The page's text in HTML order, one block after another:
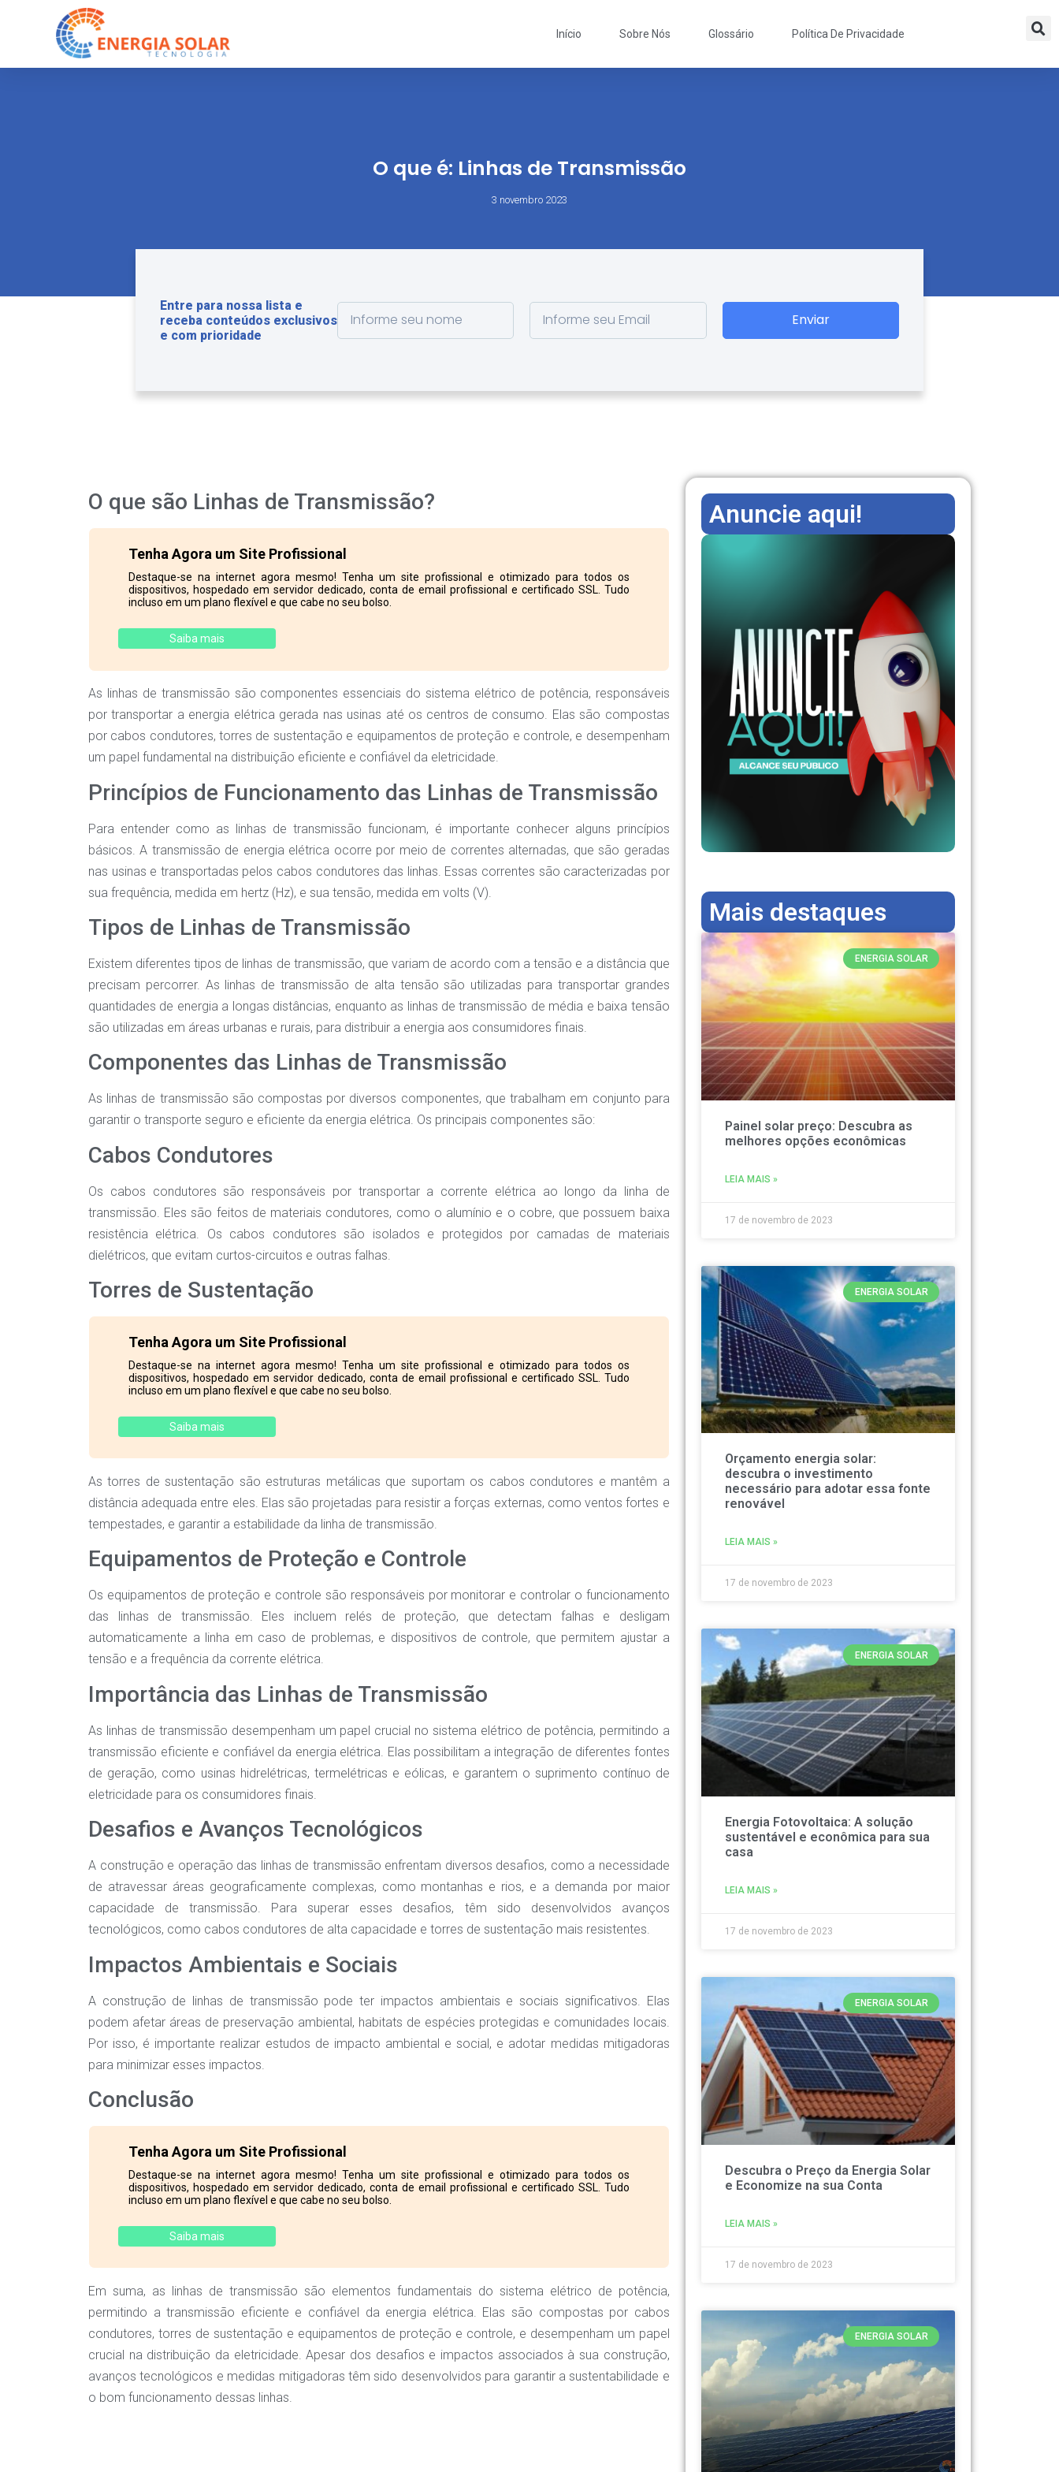
Início Sobre Nós Glossário Política De Privacidade
O que é: Linhas de Transmissão
3 novembro 2023
Enviar
Entre para nossa lista e
receba conteúdos exclusivos
e com prioridade
O que são Linhas de Transmissão?
Tenha Agora um Site Profissional
Destaque-se na internet agora mesmo! Tenha um site profissional e otimizado para todos os
dispositivos, hospedado em servidor dedicado, conta de email profissional e certificado SSL. Tudo
incluso em um plano flexível e que cabe no seu bolso.
Saiba mais
As linhas de transmissão são componentes essenciais do sistema elétrico de potência, responsáveis
por transportar a energia elétrica gerada nas usinas até os centros de consumo. Elas são compostas
por cabos condutores, torres de sustentação e equipamentos de proteção e controle, e desempenham
um papel fundamental na distribuição eficiente e confiável da eletricidade.
Princípios de Funcionamento das Linhas de Transmissão
Para entender como as linhas de transmissão funcionam, é importante conhecer alguns princípios
básicos. A transmissão de energia elétrica ocorre por meio de correntes alternadas, que são geradas
nas usinas e transportadas pelos cabos condutores das linhas. Essas correntes são caracterizadas por
sua frequência, medida em hertz (Hz), e sua tensão, medida em volts (V).
Tipos de Linhas de Transmissão
Existem diferentes tipos de linhas de transmissão, que variam de acordo com a tensão e a distância que
precisam percorrer. As linhas de transmissão de alta tensão são utilizadas para transportar grandes
quantidades de energia a longas distâncias, enquanto as linhas de transmissão de média e baixa tensão
são utilizadas em áreas urbanas e rurais, para distribuir a energia aos consumidores finais.
Componentes das Linhas de Transmissão
As linhas de transmissão são compostas por diversos componentes, que trabalham em conjunto para
garantir o transporte seguro e eficiente da energia elétrica. Os principais componentes são:
Cabos Condutores
Os cabos condutores são responsáveis por transportar a corrente elétrica ao longo da linha de
transmissão. Eles são feitos de materiais condutores, como o alumínio e o cobre, que possuem baixa
resistência elétrica. Os cabos condutores são isolados e protegidos por camadas de materiais
dielétricos, que evitam curtos-circuitos e outras falhas.
Torres de Sustentação
Tenha Agora um Site Profissional
Destaque-se na internet agora mesmo! Tenha um site profissional e otimizado para todos os
dispositivos, hospedado em servidor dedicado, conta de email profissional e certificado SSL. Tudo
incluso em um plano flexível e que cabe no seu bolso.
Saiba mais
As torres de sustentação são estruturas metálicas que suportam os cabos condutores e mantêm a
distância adequada entre eles. Elas são projetadas para resistir a forças externas, como ventos fortes e
tempestades, e garantir a estabilidade da linha de transmissão.
Equipamentos de Proteção e Controle
Os equipamentos de proteção e controle são responsáveis por monitorar e controlar o funcionamento
das linhas de transmissão. Eles incluem relés de proteção, que detectam falhas e desligam
automaticamente a linha em caso de problemas, e dispositivos de controle, que permitem ajustar a
tensão e a frequência da corrente elétrica.
Importância das Linhas de Transmissão
As linhas de transmissão desempenham um papel crucial no sistema elétrico de potência, permitindo a
transmissão eficiente e confiável da energia elétrica. Elas possibilitam a integração de diferentes fontes
de geração, como usinas hidrelétricas, termelétricas e eólicas, e garantem o suprimento contínuo de
eletricidade para os consumidores finais.
Desafios e Avanços Tecnológicos
A construção e operação das linhas de transmissão enfrentam diversos desafios, como a necessidade
de atravessar áreas geograficamente complexas, como montanhas e rios, e a demanda por maior
capacidade de transmissão. Para superar esses desafios, têm sido desenvolvidos avanços
tecnológicos, como cabos condutores de alta capacidade e torres de sustentação mais resistentes.
Impactos Ambientais e Sociais
A construção de linhas de transmissão pode ter impactos ambientais e sociais significativos. Elas
podem afetar áreas de preservação ambiental, habitats de espécies protegidas e comunidades locais.
Por isso, é importante realizar estudos de impacto ambiental e social, e adotar medidas mitigadoras
para minimizar esses impactos.
Conclusão
Tenha Agora um Site Profissional
Destaque-se na internet agora mesmo! Tenha um site profissional e otimizado para todos os
dispositivos, hospedado em servidor dedicado, conta de email profissional e certificado SSL. Tudo
incluso em um plano flexível e que cabe no seu bolso.
Saiba mais
Em suma, as linhas de transmissão são elementos fundamentais do sistema elétrico de potência,
permitindo a transmissão eficiente e confiável da energia elétrica. Elas são compostas por cabos
condutores, torres de sustentação e equipamentos de proteção e controle, e desempenham um papel
crucial na distribuição da eletricidade. Apesar dos desafios e impactos associados à sua construção,
avanços tecnológicos e medidas mitigadoras têm sido desenvolvidos para garantir a sustentabilidade e
o bom funcionamento dessas linhas.
Anuncie aqui!
Mais destaques
ENERGIA SOLAR
Painel solar preço: Descubra as
melhores opções econômicas
LEIA MAIS »
17 de novembro de 2023
ENERGIA SOLAR
Orçamento energia solar:
descubra o investimento
necessário para adotar essa fonte
renovável
LEIA MAIS »
17 de novembro de 2023
ENERGIA SOLAR
Energia Fotovoltaica: A solução
sustentável e econômica para sua
casa
LEIA MAIS »
17 de novembro de 2023
ENERGIA SOLAR
Descubra o Preço da Energia Solar
e Economize na sua Conta
LEIA MAIS »
17 de novembro de 2023
ENERGIA SOLAR